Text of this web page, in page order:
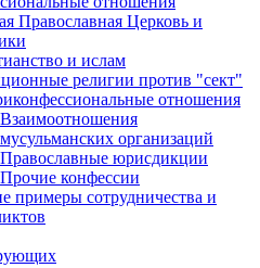
Православная Церковь и
и ислам
религии против "сект"
отношения
Взаимоотношения
мусульманских организаций
Православные юрисдикции
Прочие конфессии
примеры сотрудничества и